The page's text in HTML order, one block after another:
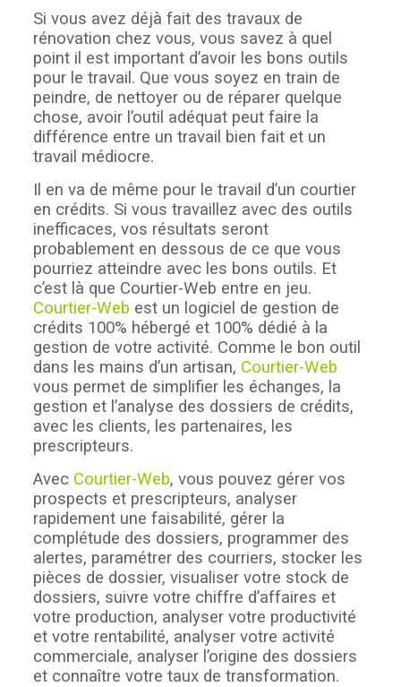
Si vous avez déjà fait des travaux de
rénovation chez vous, vous savez à quel
point il est important d’avoir les bons outils
pour le travail. Que vous soyez en train de
peindre, de nettoyer ou de réparer quelque
chose, avoir l’outil adéquat peut faire la
différence entre un travail bien fait et un
travail médiocre.
Il en va de même pour le travail d’un courtier
en crédits. Si vous travaillez avec des outils
inefficaces, vos résultats seront
probablement en dessous de ce que vous
pourriez atteindre avec les bons outils. Et
c’est là que Courtier-Web entre en jeu.
Courtier-Web est un logiciel de gestion de
crédits 100% hébergé et 100% dédié à la
gestion de votre activité. Comme le bon outil
dans les mains d’un artisan, Courtier-Web
vous permet de simplifier les échanges, la
gestion et l’analyse des dossiers de crédits,
avec les clients, les partenaires, les
prescripteurs.
Avec Courtier-Web, vous pouvez gérer vos
prospects et prescripteurs, analyser
rapidement une faisabilité, gérer la
complétude des dossiers, programmer des
alertes, paramétrer des courriers, stocker les
pièces de dossier, visualiser votre stock de
dossiers, suivre votre chiffre d’affaires et
votre production, analyser votre productivité
et votre rentabilité, analyser votre activité
commerciale, analyser l’origine des dossiers
et connaître votre taux de transformation.